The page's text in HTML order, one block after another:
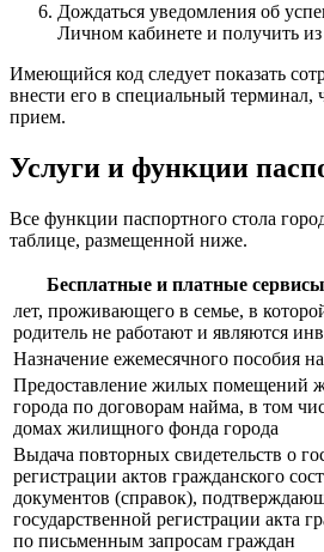
Дождаться уведомления об
Личном кабинете и получить
Имеющийся код следует показать
внести его в специальный терминал,
прием.
Услуги и функции
Все функции паспортного стола
таблице, размещенной ниже.
Бесплатные и платные сервисы
лет, проживающего в семье, в
родитель не работают и являются
Назначение ежемесячного пособия
Предоставление жилых помещений
города по договорам найма, в том
домах жилищного фонда города
Выдача повторных свидетельств о
регистрации актов гражданского
документов (справок),
государственной регистрации акта
по письменным запросам граждан